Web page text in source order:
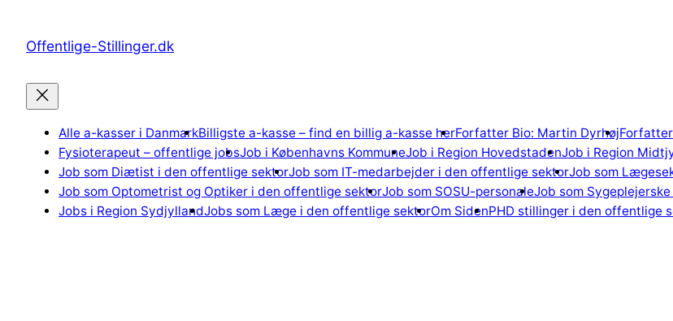
indholdOffentlige-Stillinger.dk
Alle a-kasser i DanmarkBilligste a-kasse – find en billig a-kasse herForfatter Bio: Martin Dyrhøj
Fysioterapeut – offentlige jobsJob i Københavns KommuneJob i Region HovedstadenJob i Region
Job som Diætist i den offentlige sektorJob som IT-medarbejder i den offentlige sektorJob som
Job som Optometrist og Optiker i den offentlige sektorJob som SOSU-personaleJob som
Jobs i Region SydjyllandJobs som Læge i den offentlige sektorOm SidenPHD stillinger i den offentlige